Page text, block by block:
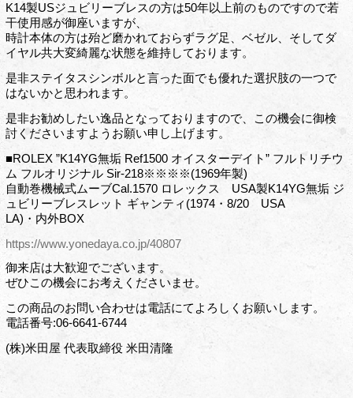
K14製USジュビリーブレスの方は50年以上前のものですので若
干使用感が御座いますが、
時計本体の方は殆ど磨かれておらずラグ足、ベゼル、そしてダ
イヤル共大変綺麗な状態を維持しております。
是非ステイタスシンボルと言った面でも優れた選択肢の一つで
はないかと思われます。
是非お勧めしたい逸品となっておりますので、この機会に御検
討くださいますようお願い申し上げます。
■ROLEX ”K14YG無垢 Ref1500 オイスターデイト” フルトリチウ
ム フルオリジナル Sir-218※※※※(1969年製)
自動巻機械式ムーブCal.1570 ロレックス USA製K14YG無垢 ジ
ュビリーブレスレット ギャンティ(1974・8/20 USA
LA)・内外BOX
https://www.yonedaya.co.jp/40807
御来店は大歓迎でございます。
ぜひこの機会にお考えくださいませ。
この商品のお問い合わせは電話にてよろしくお願いします。
電話番号:06-6641-6744
(株)米田屋 代表取締役 米田清隆